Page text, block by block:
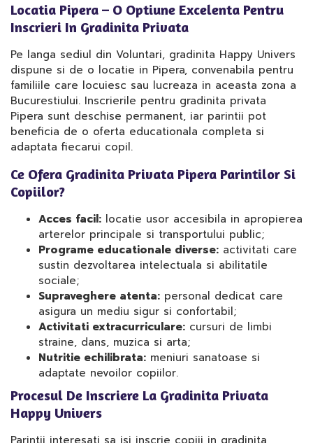
Locatia Pipera – O Optiune Excelenta Pentru
Inscrieri In Gradinita Privata
Pe langa sediul din Voluntari, gradinita Happy Univers
dispune si de o locatie in Pipera, convenabila pentru
familiile care locuiesc sau lucreaza in aceasta zona a
Bucurestiului. Inscrierile pentru gradinita privata
Pipera sunt deschise permanent, iar parintii pot
beneficia de o oferta educationala completa si
adaptata fiecarui copil.
Ce Ofera Gradinita Privata Pipera Parintilor Si
Copiilor?
Acces facil: locatie usor accesibila in apropierea
arterelor principale si transportului public;
Programe educationale diverse: activitati care
sustin dezvoltarea intelectuala si abilitatile
sociale;
Supraveghere atenta: personal dedicat care
asigura un mediu sigur si confortabil;
Activitati extracurriculare: cursuri de limbi
straine, dans, muzica si arta;
Nutritie echilibrata: meniuri sanatoase si
adaptate nevoilor copiilor.
Procesul De Inscriere La Gradinita Privata
Happy Univers